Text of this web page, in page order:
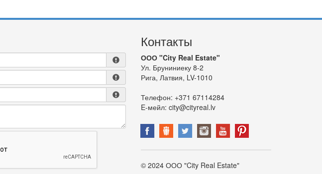
Контакты
ООО "City Real Estate"
Ул. Бруниниеку 8-2
Рига, Латвия, LV-1010
Телефон: +371 67114284
E-мейл: city@cityreal.lv
© 2024 ООО "City Real Estate"